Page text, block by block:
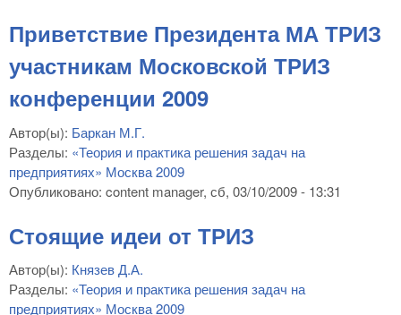
Приветствие Президента МА ТРИЗ
участникам Московской ТРИЗ
конференции 2009
Автор(ы): Баркан М.Г.
Разделы: «Теория и практика решения задач на
предприятиях» Москва 2009
Опубликовано: content manager, сб, 03/10/2009 - 13:31
Стоящие идеи от ТРИЗ
Автор(ы): Князев Д.А.
Разделы: «Теория и практика решения задач на
предприятиях» Москва 2009